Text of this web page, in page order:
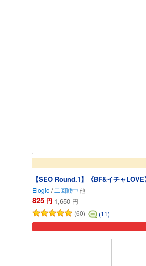
【SEO Round.1】《BF&イチャ
Elogio / 二回戦中
825 円 1,650 円
(60)
(11)